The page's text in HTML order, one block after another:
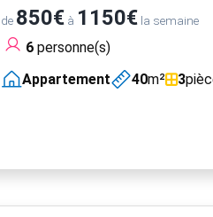
de 850€à 1150€la semaine
6personne(s)
Appartement
40m² 3